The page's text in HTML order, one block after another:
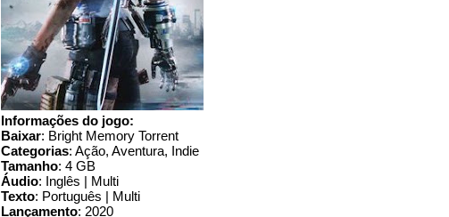
Informações do jogo:
Baixar: Bright Memory Torrent
Categorias: Ação, Aventura, Indie
Tamanho: 4 GB
Áudio: Inglês | Multi
Texto: Português | Multi
Lançamento: 2020